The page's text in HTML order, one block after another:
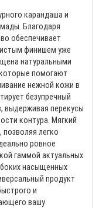
карандаша и
Благодаря
обеспечивает
финишем уже
натуральными
помогают
нежной кожи в
безупречный
выдерживая перекусы
контура. Мягкий
легко
ровное
гаммой актуальных
насыщенных
продукт
и
вашу